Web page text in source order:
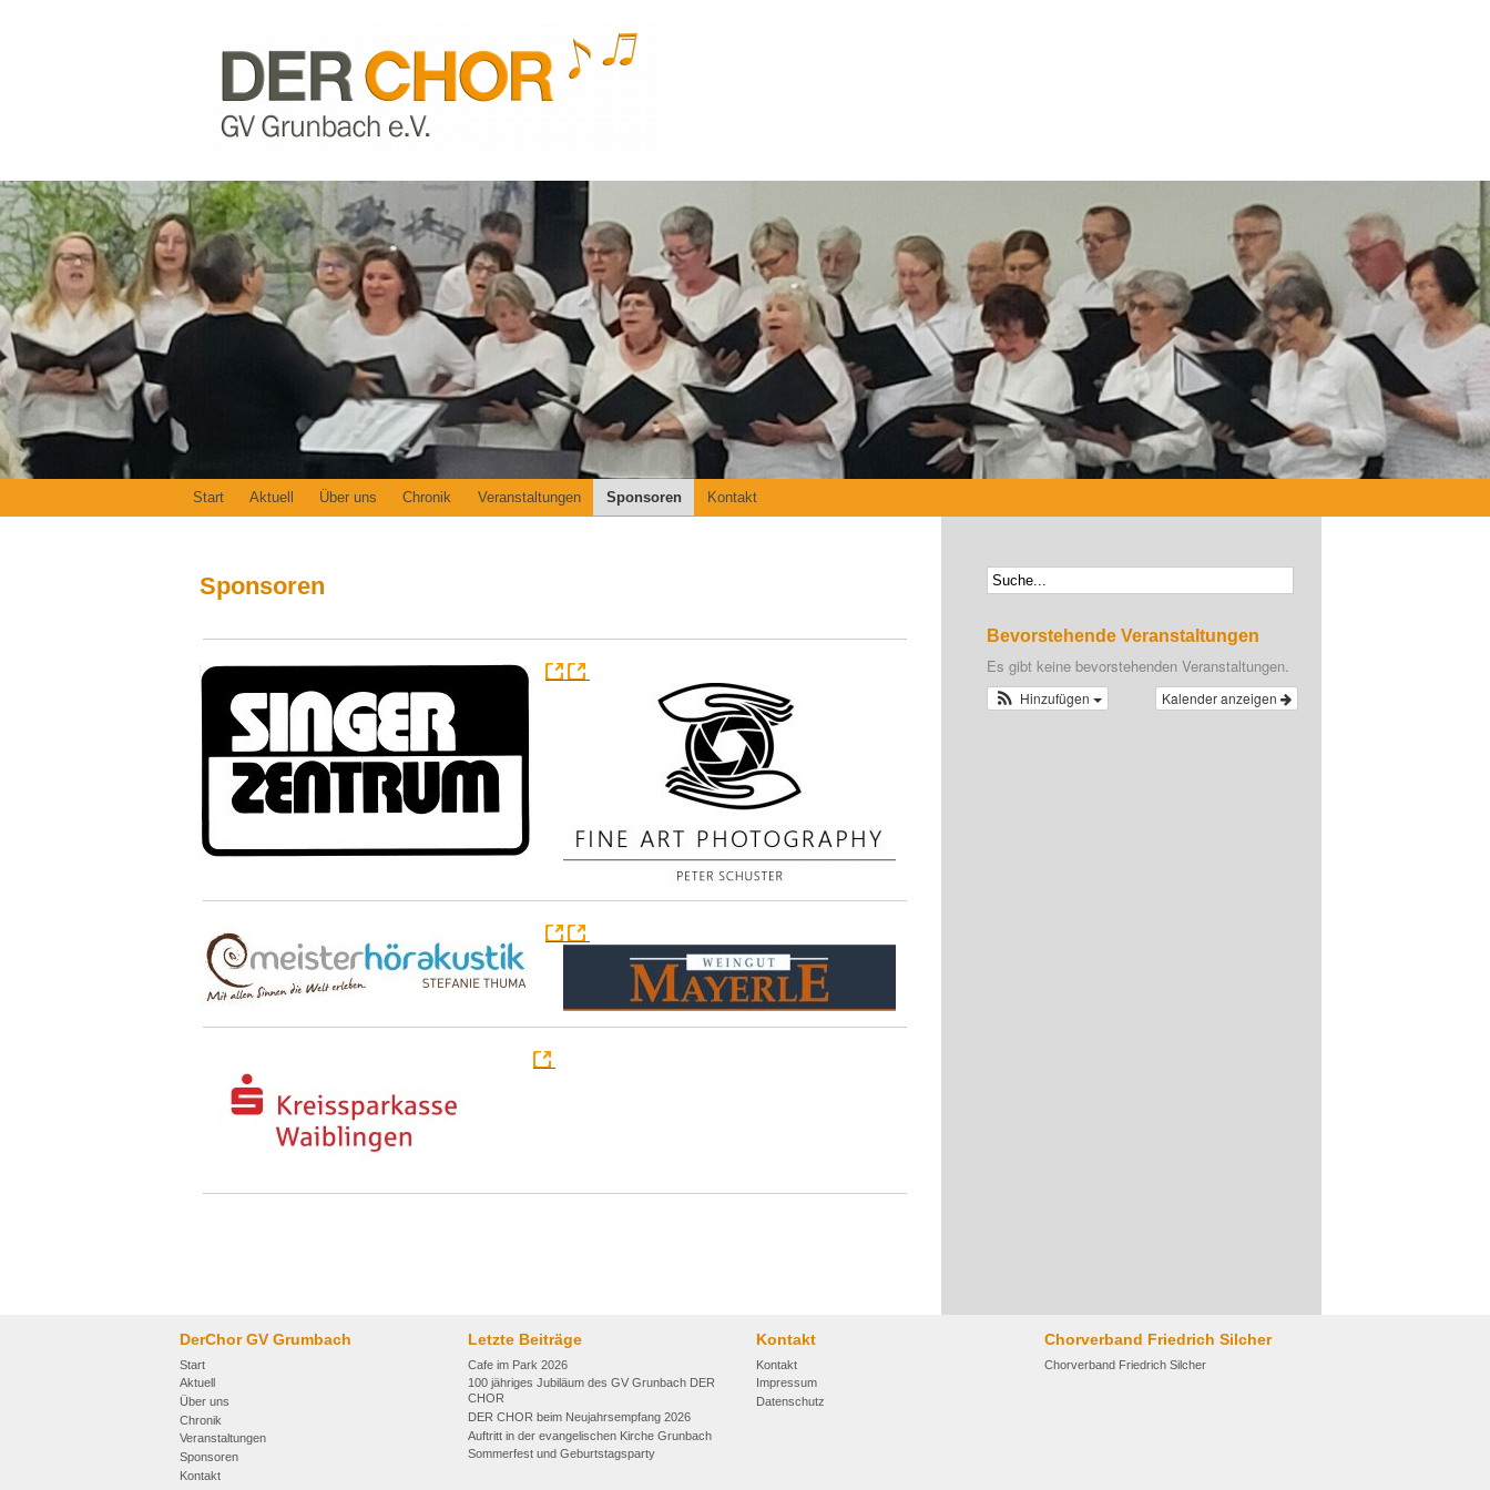
Start Aktuell Über uns Chronik Veranstaltungen Sponsoren Kontakt
Sponsoren
Bevorstehende Veranstaltungen
Es gibt keine bevorstehenden Veranstaltungen.
Kalender anzeigen
Hinzufügen
DerChor GV Grumbach
Start
Aktuell
Über uns
Chronik
Veranstaltungen
Sponsoren
Kontakt
Letzte Beiträge
Cafe im Park 2026
100 jähriges Jubiläum des GV Grunbach DER
CHOR
DER CHOR beim Neujahrsempfang 2026
Auftritt in der evangelischen Kirche Grunbach
Sommerfest und Geburtstagsparty
Kontakt
Kontakt
Impressum
Datenschutz
Chorverband Friedrich Silcher
Chorverband Friedrich Silcher